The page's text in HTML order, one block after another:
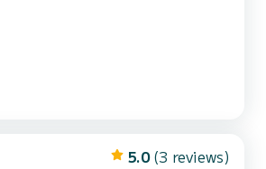
5.0 (3 reviews)